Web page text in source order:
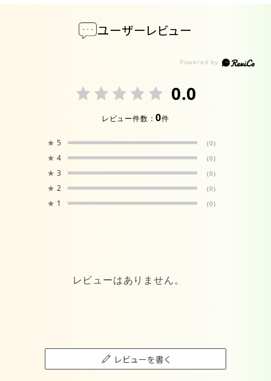
ユーザーレビュー
0.0
レビュー件数：0件
★ 5 (0)
★ 4 (0)
★ 3 (0)
★ 2 (0)
★ 1 (0)
レビューはありません。
レビューを書く